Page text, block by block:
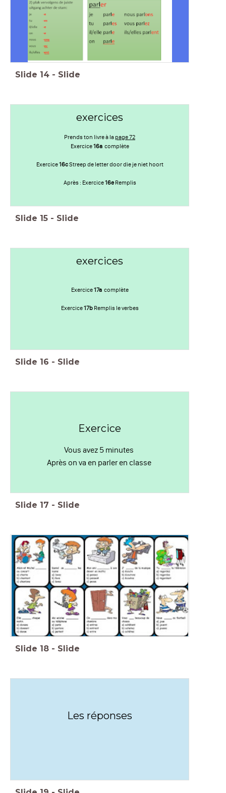
Slide 14 - Slide
exercices
Prends ton livre à la page 72
Exercice16a complète
Exercice16cStreep de letter door die je niet hoort
Après : Exercice16eRemplis
Slide 15 - Slide
exercices
Exercice17a complète
Exercice17b Remplis le verbes
Slide 16 - Slide
Exercice
Vous avez 5 minutes
Après on va en parler en classe
Slide 17 - Slide
Slide 18 - Slide
Les réponses